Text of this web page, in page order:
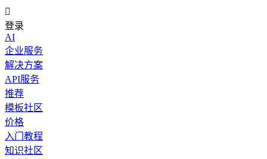

登录
AI
企业服务
解决方案
API服务
推荐
模板社区
价格
入门教程
知识社区